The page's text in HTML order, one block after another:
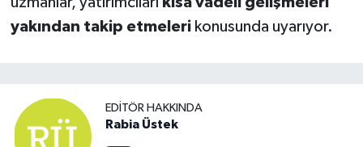
yakından takip etmelerikonusunda uyarıyor.
EDITÖR HAKKINDA
Rabia Üstek